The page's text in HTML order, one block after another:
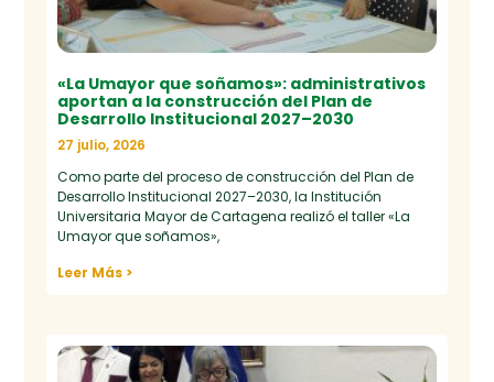
«La Umayor que soñamos»: administrativos
aportan a la construcción del Plan de
Desarrollo Institucional 2027–2030
27 julio, 2026
Como parte del proceso de construcción del Plan de
Desarrollo Institucional 2027–2030, la Institución
Universitaria Mayor de Cartagena realizó el taller «La
Umayor que soñamos»,
Leer Más >